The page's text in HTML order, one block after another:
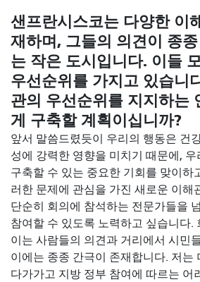
샌프란시스코는 다양한 이
재하며, 그들의 의견이 종
는 작은 도시입니다. 이들
우선순위를 가지고 있습니
관의 우선순위를 지지하는
게 구축할 계획이십니까?
앞서 말씀드렸듯이 우리의 행동은 건
성에 강력한 영향을 미치기 때문에,
구축할 수 있는 중요한 기회를 맞이하
러한 문제에 관심을 가진 새로운 이해
단순히 회의에 참석하는 전문가들을
참여할 수 있도록 노력하고 싶습니다.
이는 사람들의 의견과 거리에서 시민
이에는 종종 간극이 존재합니다. 저는
다가가고 지방 정부 참여에 따르는 어